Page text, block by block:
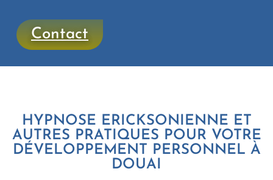
Contact
HYPNOSE ERICKSONIENNE ET
AUTRES PRATIQUES POUR VOTRE
DÉVELOPPEMENT PERSONNEL À
DOUAI